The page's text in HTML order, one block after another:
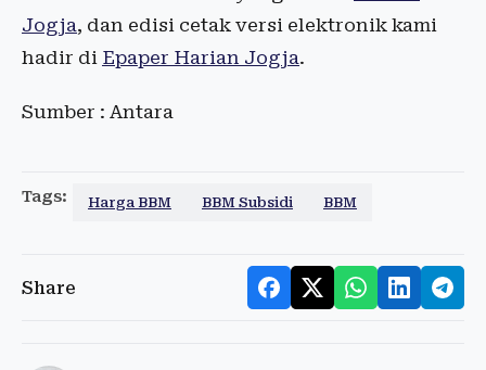
Jogja, dan edisi cetak versi elektronik kami
hadir di Epaper Harian Jogja.
Sumber : Antara
Tags: Harga BBM BBM Subsidi BBM
Share